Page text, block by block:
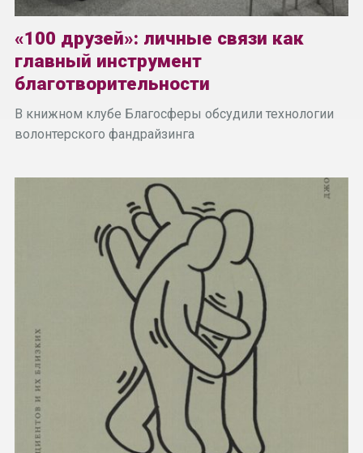
«100 друзей»: личные связи как
главный инструмент
благотворительности
В книжном клубе Благосферы обсудили технологии
волонтерского фандрайзинга